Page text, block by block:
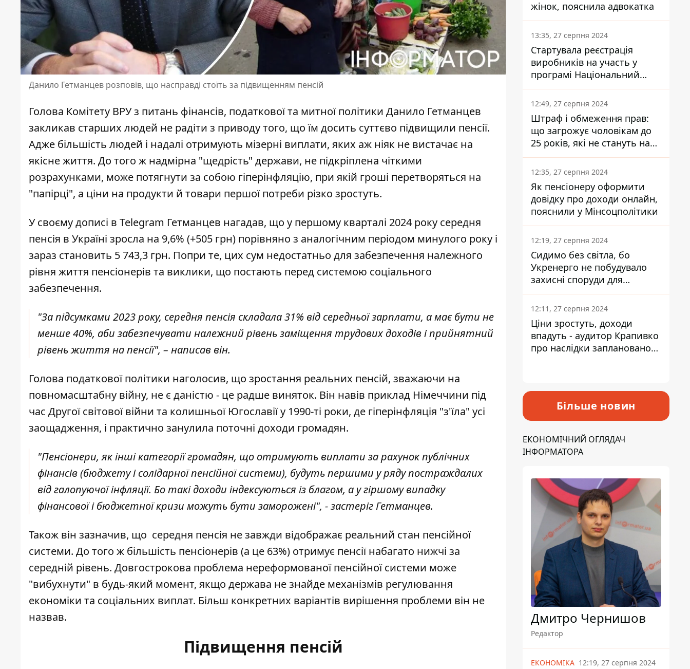
Данило Гетманцев розповів, що насправді стоїть за підвищенням пенсій
Голова Комітету ВРУ з питань фінансів, податкової та митної політики Данило Гетманцев
закликав старших людей не радіти з приводу того, що їм досить суттєво підвищили пенсії.
Адже більшість людей і надалі отримують мізерні виплати, яких аж ніяк не вистачає на
якісне життя. До того ж надмірна "щедрість" держави, не підкріплена чіткими
розрахунками, може потягнути за собою гіперінфляцію, при якій гроші перетворяться на
"папірці", а ціни на продукти й товари першої потреби різко зростуть.
У своєму дописі в Telegram Гетманцев нагадав, що у першому кварталі 2024 року середня
пенсія в Україні зросла на 9,6% (+505 грн) порівняно з аналогічним періодом минулого року і
зараз становить 5 743,3 грн. Попри те, цих сум недостатньо для забезпечення належного
рівня життя пенсіонерів та виклики, що постають перед системою соціального
забезпечення.
"За підсумками 2023 року, середня пенсія складала 31% від середньої зарплати, а має бути не
менше 40%, аби забезпечувати належний рівень заміщення трудових доходів і прийнятний
рівень життя на пенсії", – написав він.
Голова податкової політики наголосив, що зростання реальних пенсій, зважаючи на
повномасштабну війну, не є даністю - це радше виняток. Він навів приклад Німеччини під
час Другої світової війни та колишньої Югославії у 1990-ті роки, де гіперінфляція "з'їла" усі
заощадження, і практично занулила поточні доходи громадян.
"Пенсіонери, як інші категорії громадян, що отримують виплати за рахунок публічних
фінансів (бюджету і солідарної пенсійної системи), будуть першими у ряду постраждалих
від галопуючої інфляції. Бо такі доходи індексуються із благом, а у гіршому випадку
фінансової і бюджетної кризи можуть бути заморожені", - застеріг Гетманцев.
Також він зазначив, що середня пенсія не завжди відображає реальний стан пенсійної
системи. До того ж більшість пенсіонерів (а це 63%) отримує пенсії набагато нижчі за
середній рівень. Довгострокова проблема нереформованої пенсійної системи може
"вибухнути" в будь-який момент, якщо держава не знайде механізмів регулювання
економіки та соціальних виплат. Більш конкретних варіантів вирішення проблеми він не
назвав.
Підвищення пенсій
жінок, пояснила адвокатка
13:35, 27 серпня 2024
Стартувала реєстрація
виробників на участь у
програмі Національний
кешбек: як це зробити
через портал Дія
12:49, 27 серпня 2024
Штраф і обмеження прав:
що загрожує чоловікам до
25 років, які не стануть на
військовий облік
12:35, 27 серпня 2024
Як пенсіонеру оформити
довідку про доходи онлайн,
пояснили у Мінсоцполітики
12:19, 27 серпня 2024
Сидимо без світла, бо
Укренерго не побудувало
захисні споруди для
енергетики - нардеп
Кучеренко
12:11, 27 серпня 2024
Ціни зростуть, доходи
впадуть - аудитор Крапивко
про наслідки запланованого
Більше новин
ЕКОНОМІЧНИЙ ОГЛЯДАЧ
ІНФОРМАТОРА
Дмитро Чернишов
Редактор
ЕКОНОМІКА 12:19, 27 серпня 2024